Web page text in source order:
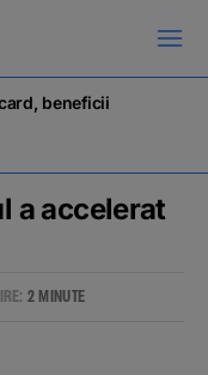
beneficii
a accelerat
2 MINUTE